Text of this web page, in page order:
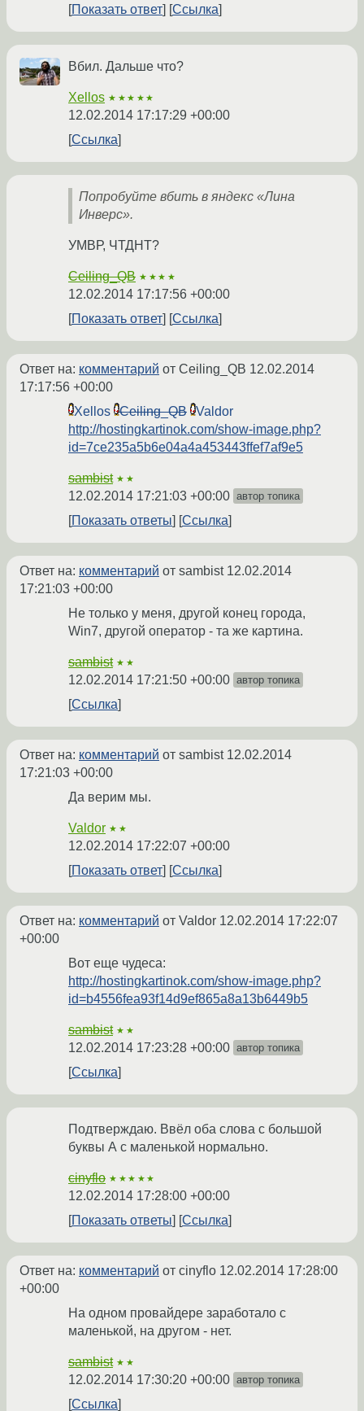
Показать ответ Ссылка
Вбил. Дальше что?
Xellos ★★★★★
12.02.2014 17:17:29 +00:00
Ссылка
Попробуйте вбить в яндекс «Лина
Инверс».
УМВР, ЧТДНТ?
Ceiling_QB ★★★★
12.02.2014 17:17:56 +00:00
Показать ответ
Ссылка
Ответ на: комментарий от Ceiling_QB 12.02.2014
17:17:56 +00:00
Xellos
Ceiling_QB
Valdor
http://hostingkartinok.com/show-image.php?
id=7ce235a5b6e04a4a453443ffef7af9e5
sambist ★★
12.02.2014 17:21:03 +00:00 автор топика
Показать ответы Ссылка
Ответ на: комментарий от sambist 12.02.2014
17:21:03 +00:00
Не только у меня, другой конец города,
Win7, другой оператор - та же картина.
sambist ★★
12.02.2014 17:21:50 +00:00 автор топика
Ссылка
Ответ на: комментарий от sambist 12.02.2014
17:21:03 +00:00
Да верим мы.
Valdor ★★
12.02.2014 17:22:07 +00:00
Показать ответ
Ссылка
Ответ на: комментарий от Valdor 12.02.2014 17:22:07
+00:00
Вот еще чудеса:
http://hostingkartinok.com/show-image.php?
id=b4556fea93f14d9ef865a8a13b6449b5
sambist ★★
12.02.2014 17:23:28 +00:00 автор топика
Ссылка
Подтверждаю. Ввёл оба слова с большой
буквы А с маленькой нормально.
cinyflo ★★★★★
12.02.2014 17:28:00 +00:00
Показать ответы
Ссылка
Ответ на: комментарий от cinyflo 12.02.2014 17:28:00
+00:00
На одном провайдере заработало с
маленькой, на другом - нет.
sambist ★★
12.02.2014 17:30:20 +00:00 автор топика
Ссылка